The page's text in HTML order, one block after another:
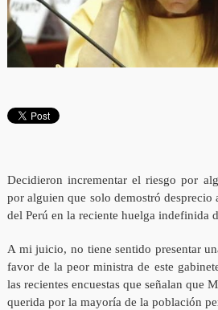
Decidieron incrementar el riesgo por
por alguien que solo demostró desprecio
del Perú en la reciente huelga indefinida
A mi juicio, no tiene sentido presentar
favor de la peor ministra de este
las recientes encuestas que señalan que
querida por la mayoría de la población